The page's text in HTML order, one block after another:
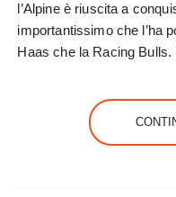
l’Alpine è riuscita a
importantissimo che l’ha
Haas che la Racing